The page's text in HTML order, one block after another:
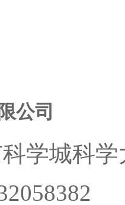
公司
学城科